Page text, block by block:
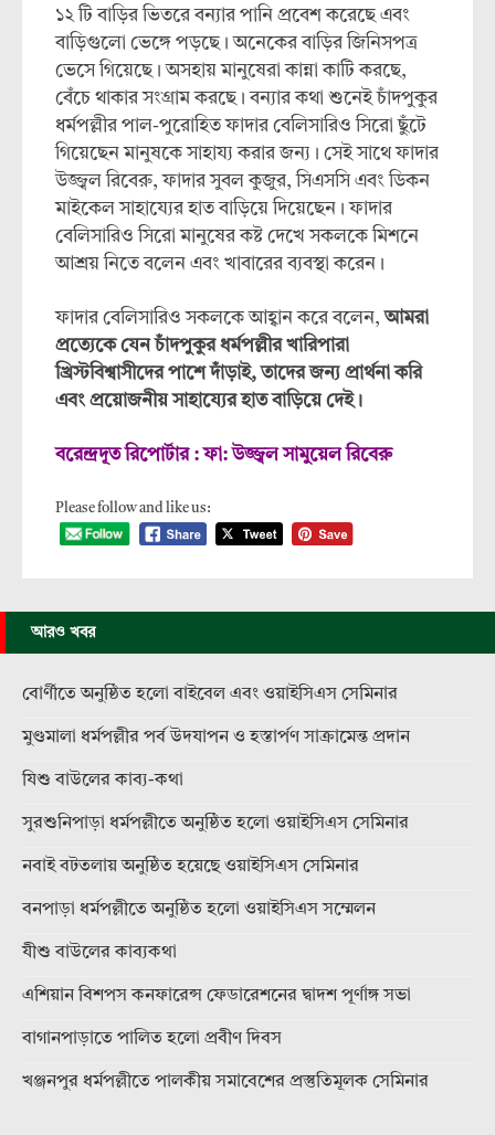
১২ টি বাড়ির ভিতরে বন্যার পানি প্রবেশ করেছে এবং
বাড়িগুলো ভেঙ্গে পড়ছে। অনেকের বাড়ির জিনিসপত্র
ভেসে গিয়েছে। অসহায় মানুষেরা কান্না কাটি করছে,
বেঁচে থাকার সংগ্রাম করছে। বন্যার কথা শুনেই চাঁদপুকুর
ধর্মপল্লীর পাল-পুরোহিত ফাদার বেলিসারিও সিরো ছুঁটে
গিয়েছেন মানুষকে সাহায্য করার জন্য। সেই সাথে ফাদার
উজ্জ্বল রিবেরু, ফাদার সুবল কুজুর, সিএসসি এবং ডিকন
মাইকেল সাহায্যের হাত বাড়িয়ে দিয়েছেন। ফাদার
বেলিসারিও সিরো মানুষের কষ্ট দেখে সকলকে মিশনে
আশ্রয় নিতে বলেন এবং খাবারের ব্যবস্থা করেন।
ফাদার বেলিসারিও সকলকে আহ্বান করে বলেন,আমরা
প্রত্যেকে যেন চাঁদপুকুর ধর্মপল্লীর খারিপারা
খ্রিস্টবিশ্বাসীদের পাশে দাঁড়াই, তাদের জন্য প্রার্থনা করি
এবং প্রয়োজনীয় সাহায্যের হাত বাড়িয়ে দেই।
বরেন্দ্রদূত রিপোর্টার : ফা: উজ্জ্বল সামুয়েল রিবেরু
Please follow and like us:
আরও খবর
বোর্ণীতে অনুষ্ঠিত হলো বাইবেল এবং ওয়াইসিএস সেমিনার
মুণ্ডমালা ধর্মপল্লীর পর্ব উদযাপন ও হস্তার্পণ সাক্রামেন্ত প্রদান
যিশু বাউলের কাব্য-কথা
সুরশুনিপাড়া ধর্মপল্লীতে অনুষ্ঠিত হলো ওয়াইসিএস সেমিনার
নবাই বটতলায় অনুষ্ঠিত হয়েছে ওয়াইসিএস সেমিনার
বনপাড়া ধর্মপল্লীতে অনুষ্ঠিত হলো ওয়াইসিএস সম্মেলন
যীশু বাউলের কাব্যকথা
এশিয়ান বিশপস কনফারেন্স ফেডারেশনের দ্বাদশ পূর্ণাঙ্গ সভা
বাগানপাড়াতে পালিত হলো প্রবীণ দিবস
খঞ্জনপুর ধর্মপল্লীতে পালকীয় সমাবেশের প্রস্তুতিমূলক সেমিনার